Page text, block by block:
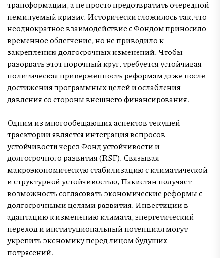
трансформации, а не просто предотвратить очередной
неминуемый кризис. Исторически сложилось так, что
неоднократное взаимодействие с Фондом приносило
временное облегчение, но не приводило к
закреплению долгосрочных изменений. Чтобы
разорвать этот порочный круг, требуется устойчивая
политическая приверженность реформам даже после
достижения программных целей и ослабления
давления со стороны внешнего финансирования.
Одним из многообещающих аспектов текущей
траектории является интеграция вопросов
устойчивости через Фонд устойчивости и
долгосрочного развития (RSF). Связывая
макроэкономическую стабилизацию с климатической
и структурной устойчивостью, Пакистан получает
возможность согласовать экономические реформы с
долгосрочными целями развития. Инвестиции в
адаптацию к изменению климата, энергетический
переход и институциональный потенциал могут
укрепить экономику перед лицом будущих
потрясений.